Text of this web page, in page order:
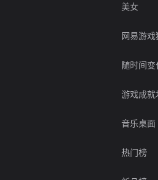
美女
网易游戏
随时间变
游戏成就
音乐桌面
热门榜